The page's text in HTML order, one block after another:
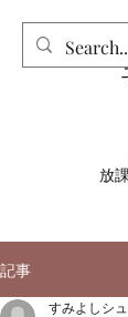
すみ
放
記事
すみよしシ